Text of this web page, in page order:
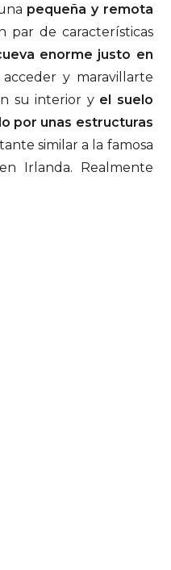
pequeña y remota
par de características
enorme justo en
y maravillarte
su interior y el suelo
por unas estructuras
similar a la famosa
Irlanda. Realmente